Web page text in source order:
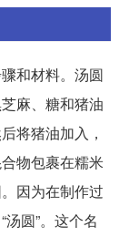
和材料。汤圆
麻、糖和猪油
将猪油加入，
物包裹在糯米
因为在制作过
圆”。这个名